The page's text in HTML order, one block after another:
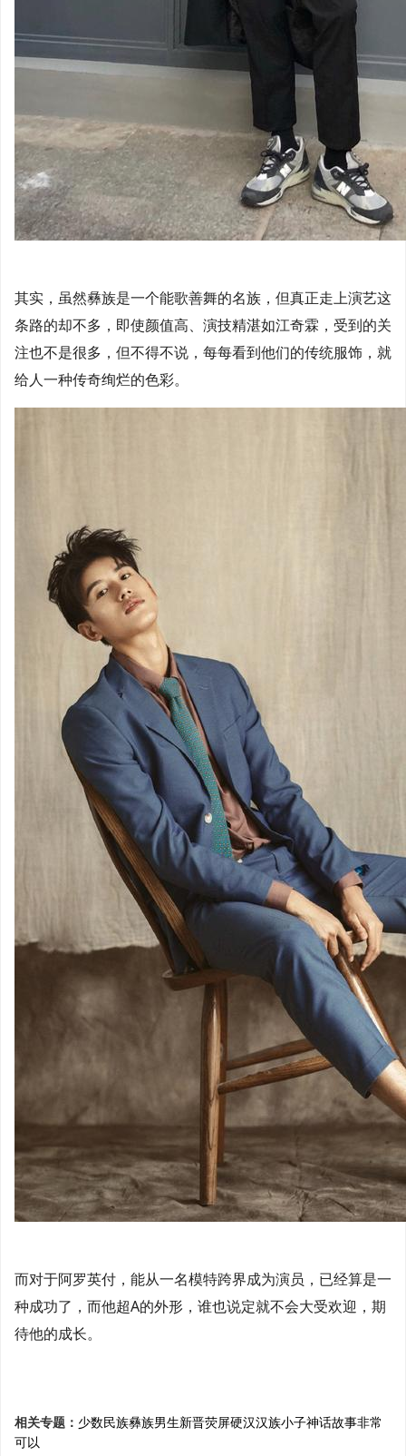
其实，虽然彝族是一个能歌善舞的名族，但真正走上演艺这
条路的却不多，即使颜值高、演技精湛如江奇霖，受到的关
注也不是很多，但不得不说，每每看到他们的传统服饰，就
给人一种传奇绚烂的色彩。
而对于阿罗英付，能从一名模特跨界成为演员，已经算是一
种成功了，而他超A的外形，谁也说定就不会大受欢迎，期
待他的成长。
相关专题： 少数民族彝族男生新晋荧屏硬汉汉族小子神话故事非常
可以